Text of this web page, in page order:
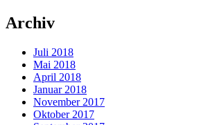
Archiv
Juli 2018
Mai 2018
April 2018
Januar 2018
November 2017
Oktober 2017